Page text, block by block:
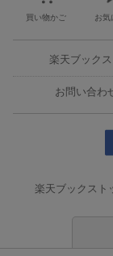
買い物かご お気
楽天ブック
お問い合わ
楽天ブックスト